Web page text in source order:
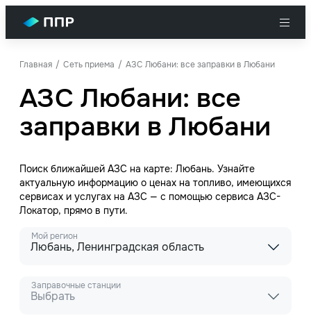
Главная Сеть приема АЗС Любани: все заправки в Любани
АЗС Любани: все
заправки в Любани
Поиск ближайшей АЗС на карте: Любань. Узнайте
актуальную информацию о ценах на топливо, имеющихся
сервисах и услугах на АЗС — с помощью сервиса АЗС-
Локатор, прямо в пути.
Мой регион
Любань, Ленинградская область
Заправочные станции
Выбрать